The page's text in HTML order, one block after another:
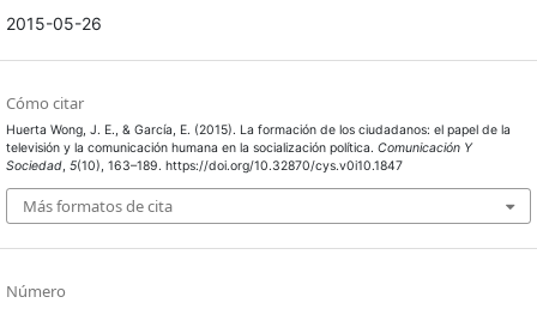
2015-05-26
Cómo citar
Huerta Wong, J. E., & García, E. (2015). La formación de los ciudadanos: el papel de la
televisión y la comunicación humana en la socialización política. Comunicación Y
Sociedad, 5(10), 163–189. https://doi.org/10.32870/cys.v0i10.1847
Más formatos de cita
Número